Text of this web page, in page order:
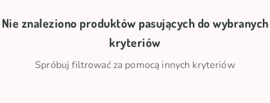
Nie znaleziono produktów pasujących do wybranych
kryteriów
Spróbuj filtrować za pomocą innych kryteriów